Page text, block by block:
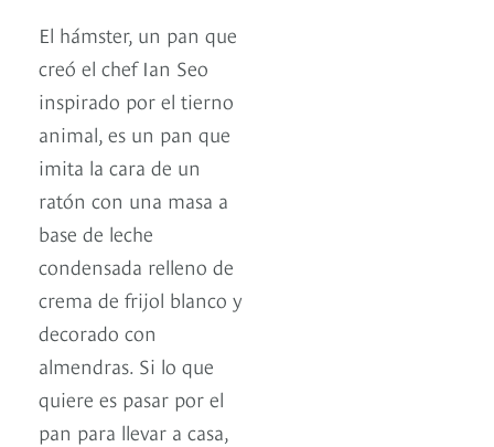
El hámster, un pan que
creó el chef Ian Seo
inspirado por el tierno
animal, es un pan que
imita la cara de un
ratón con una masa a
base de leche
condensada relleno de
crema de frijol blanco y
decorado con
almendras. Si lo que
quiere es pasar por el
pan para llevar a casa,